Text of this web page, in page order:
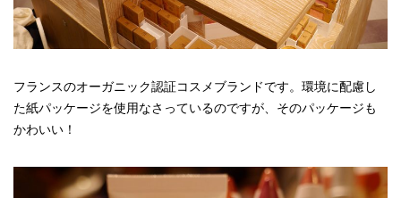
フランスのオーガニック認証コスメブランドです。環境に配慮し
た紙パッケージを使用なさっているのですが、そのパッケージも
かわいい！